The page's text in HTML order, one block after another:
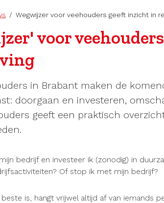
/ Wegwijzer voor veehouders geeft inzicht in
voor
in Brabant maken de
doorgaan en investeren,
geeft een praktisch
bedrijf en investeer ik (zonodig) in
Of stop ik met mijn bedrijf?
is, hangt vrijwel altijd af van iemands